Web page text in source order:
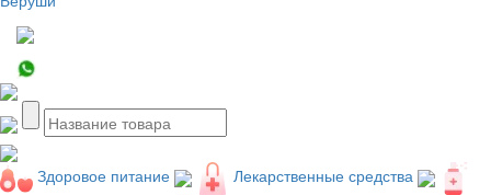
Здоровое питание
Лекарственные средства